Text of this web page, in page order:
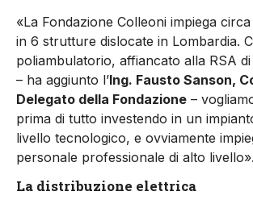
«La Fondazione Colleoni impiega
in 6 strutture dislocate in Lombardia.
poliambulatorio, affiancato alla RSA
– ha aggiunto l’Ing. Fausto Sanson,
Delegato della Fondazione –
prima di tutto investendo in un
livello tecnologico, e ovviamente
personale professionale di alto livello».
La distribuzione elettrica